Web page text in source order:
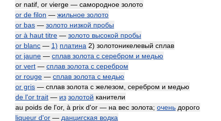
or natif, or vierge — самородное золото
or de filon — жильное золото
or bas — золото низкой пробы
or à haut titre — золото высокой пробы
or blanc — 1) платина 2) золотоникелевый сплав
or jaune — сплав золота с серебром и медью
or vert — сплав золота с серебром
or rouge — сплав золота с медью
or gris — сплав золота с железом, серебром и медью
de l'or trait — из золотой канители
au poids de l'or, à prix d'or — на вес золота; очень дорого
liqueur d'or — данцигская водка